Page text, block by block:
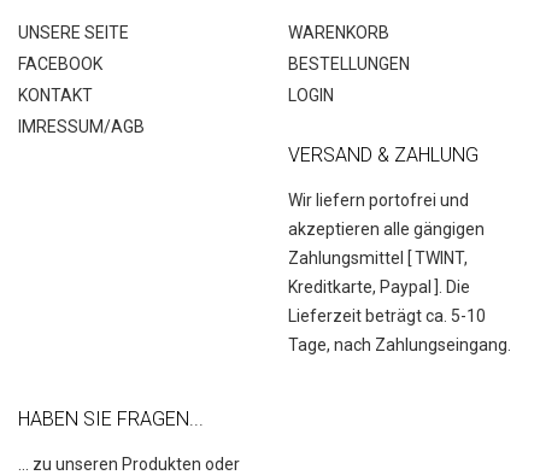
UNSERE SEITE
FACEBOOK
KONTAKT
IMRESSUM/AGB
WARENKORB
BESTELLUNGEN
LOGIN
VERSAND & ZAHLUNG
Wir liefern portofrei und
akzeptieren alle gängigen
Zahlungsmittel [TWINT,
Kreditkarte, Paypal
]. Die
Lieferzeit beträgt ca. 5-10
Tage, nach Zahlungseingang.
HABEN SIE FRAGEN...
... zu unseren Produkten oder